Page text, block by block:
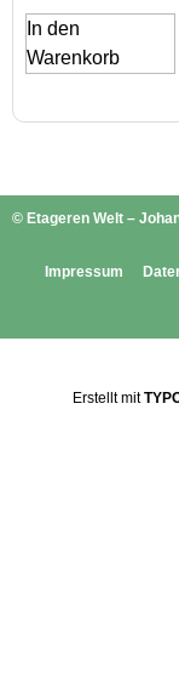
In den
Warenkorb
© Etageren Welt –
Impressum
Erstellt mit